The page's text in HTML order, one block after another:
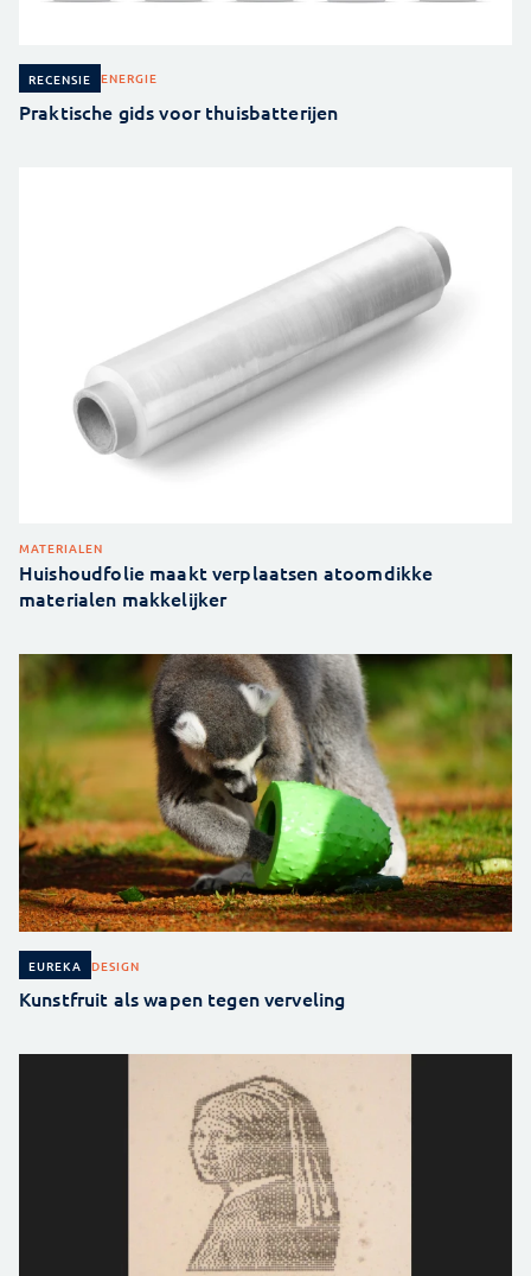
RECENSIE ENERGIE
Praktische gids voor thuisbatterijen
MATERIALEN
Huishoudfolie maakt verplaatsen atoomdikke
materialen makkelijker
EUREKA DESIGN
Kunstfruit als wapen tegen verveling